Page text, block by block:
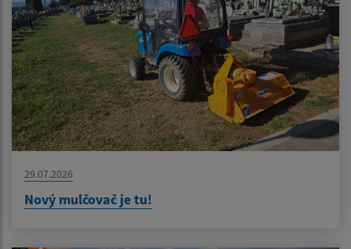
29.07.2026
Nový mulčovač je tu!